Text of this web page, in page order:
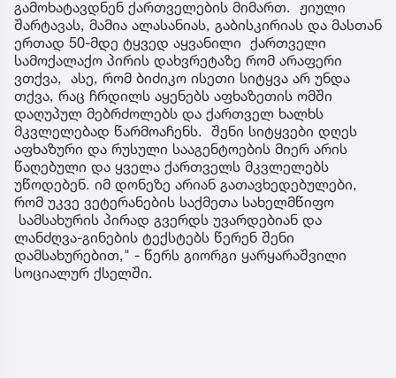
გამოხატავდნენ ქართველების მიმართ. ჟიული
შარტავას, მამია ალასანიას, გაბისკირიას და მასთან
ერთად 50-მდე ტყვედ აყვანილი ქართველი
სამოქალაქო პირის დახვრეტაზე რომ არაფერი
ვთქვა, ასე, რომ ბიძიკო ისეთი სიტყვა არ უნდა
თქვა, რაც ჩრდილს აყენებს აფხაზეთის ომში
დაღუპულ მებრძოლებს და ქართველ ხალხს
მკვლელებად წარმოაჩენს. შენი სიტყვები დღეს
აფხაზური და რუსული სააგენტოების მიერ არის
წაღებული და ყველა ქართველს მკვლელებს
უწოდებენ. იმ დონეზე არიან გათავხედებულები,
რომ უკვე ვეტერანების საქმეთა სახელმწიფო
სამსახურის პირად გვერდს უვარდებიან და
ლანძღვა-გინების ტექსტებს წერენ შენი
დამსახურებით," - წერს გიორგი ყარყარაშვილი
სოციალურ ქსელში.